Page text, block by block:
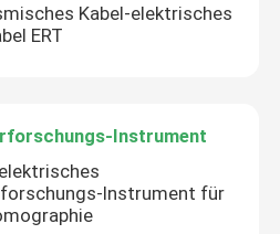
Kabel-elektrisches
ERT
Instrument
Instrument für